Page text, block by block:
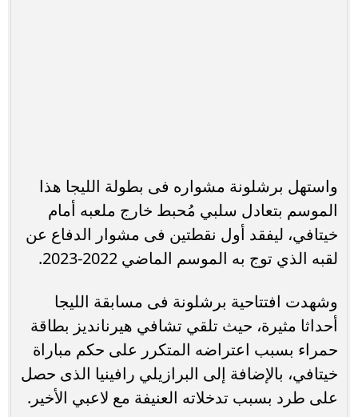
واستهل برشلونة مشواره فى بطولة الليجا هذا
الموسم بتعادل سلبي مُحبط خارج ملعبه أمام
خيتافي، ليفقد أول نقطتين فى مشوار الدفاع عن
لقبه الذي توج به الموسم الماضي 2022-2023.
وشهدت افتتاحية برشلونة فى مسابقة الليجا
أحداثا مثيرة، حيث تلقي تشافي هيرنانديز بطاقة
حمراء بسبب اعتراضه المتكرر على حكم مباراة
خيتافي، بالإضافة إلى البرازيلي رافينيا الذى حصل
على طرد بسبب تدخلاته العنيفة مع لاعبي الأخير.